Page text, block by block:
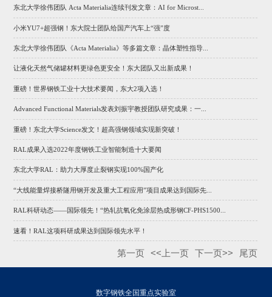
东北大学徐伟团队 Acta Materialia连续刊发文章：AI for Microst...
小米YU7+超强钢！东大院士团队给国产汽车上“强”度
东北大学徐伟团队《Acta Materialia》等多篇文章：晶体塑性指导...
让液化天然气储罐材料更绿色更安全！东大团队又出新成果！
重磅！世界钢铁工业十大技术要闻，东大2项入选！
Advanced Functional Materials发表刘振宇教授团队研究成果：一...
重磅！东北大学Science发文！超高强钢领域实现新突破！
RAL成果入选2022年度钢铁工业智能制造十大要闻
东北大学RAL：助力大厚度止裂钢实现100%国产化
“大线能量焊接桥隧用钢开发及重大工程应用”项目成果达到国际先...
RAL科研动态——国际领先！“热轧抗氧化免涂层热成形钢CF-PHS1500...
速看！RAL这项科研成果达到国际领先水平！
第一页 <<上一页 下一页>> 尾页
数字钢铁全国重点实验室